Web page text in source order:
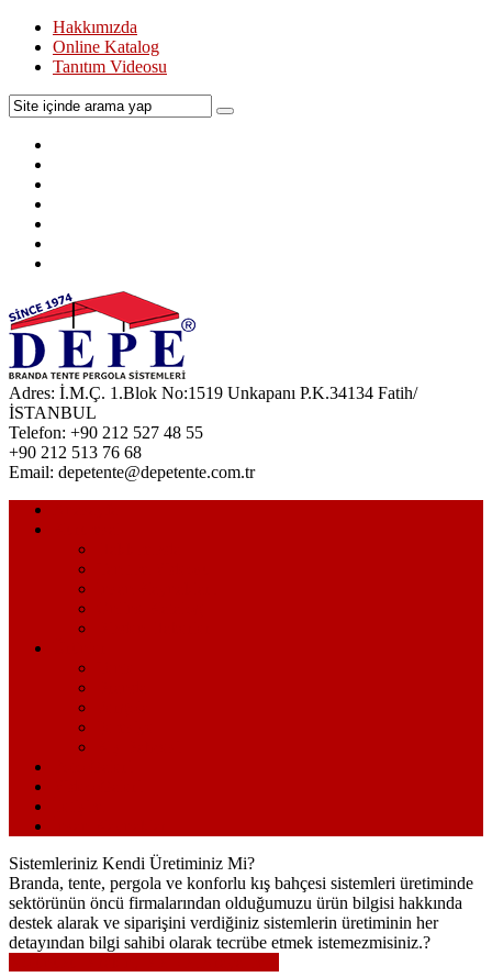
Hakkımızda
Online Katalog
Tanıtım Videosu
Adres: İ.M.Ç. 1.Blok No:1519 Unkapanı P.K.34134 Fatih/
İSTANBUL
Telefon: +90 212 527 48 55
+90 212 513 76 68
Email: depetente@depetente.com.tr
Sistemleriniz Kendi Üretiminiz Mi?
Branda, tente, pergola ve konforlu kış bahçesi sistemleri üretiminde
sektörünün öncü firmalarından olduğumuzu ürün bilgisi hakkında
destek alarak ve siparişini verdiğiniz sistemlerin üretiminin her
detayından bilgi sahibi olarak tecrübe etmek istemezmisiniz.?